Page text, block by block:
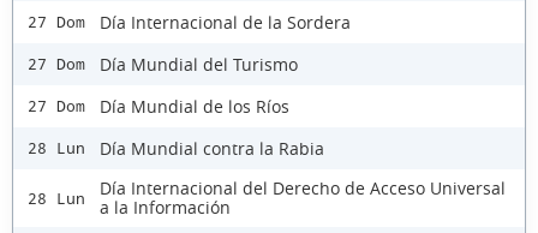
27 Dom Día Internacional de la Sordera
27 Dom Día Mundial del Turismo
27 Dom Día Mundial de los Ríos
28 Lun Día Mundial contra la Rabia
28 Lun
Día Internacional del Derecho de Acceso Universal
a la Información